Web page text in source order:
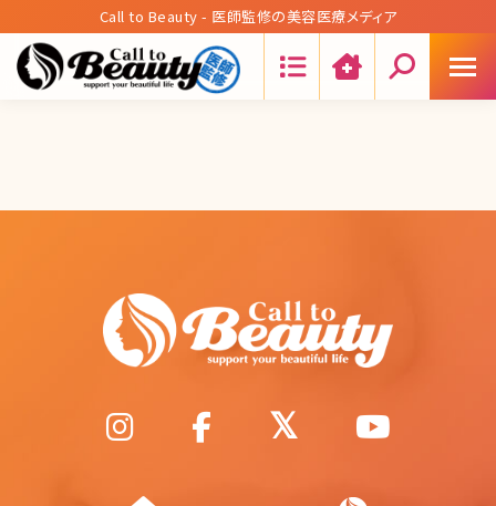
Call to Beauty - 医師監修の美容医療メディア